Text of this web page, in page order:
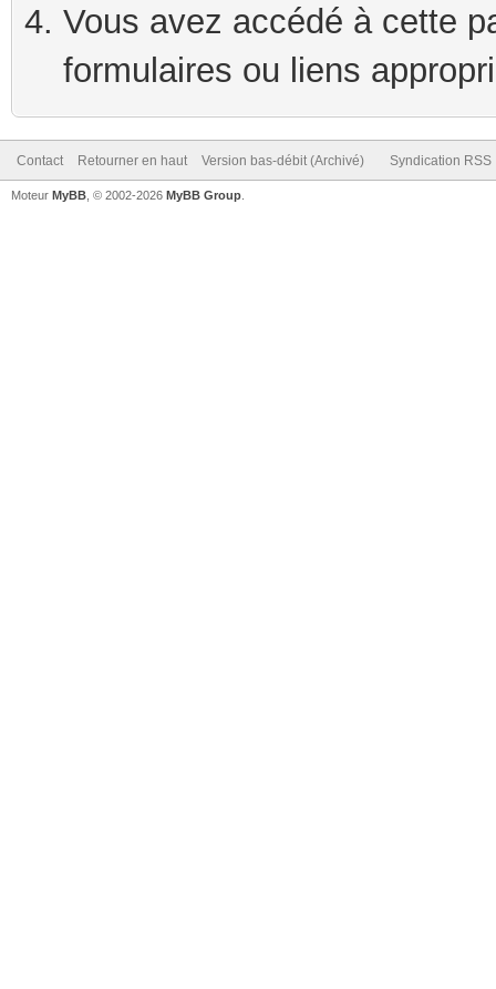
Vous avez accédé à cette
formulaires ou liens
Contact Retourner en haut Version bas-débit (Archivé) Syndication RSS
Moteur MyBB , © 2002-2026 MyBB Group